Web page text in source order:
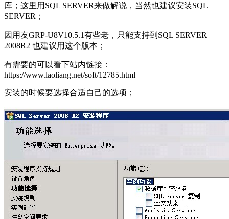
库；这里用SQL SERVER来做解说，当然也建议安装SQL
SERVER；
因用友GRP-U8V10.5.1有些老，只能支持到SQL SERVER
2008R2 也建议用这个版本；
有需要的可以看下站内链接：
https://www.laoliang.net/soft/12785.html
安装的时候要选择合适自己的选项；